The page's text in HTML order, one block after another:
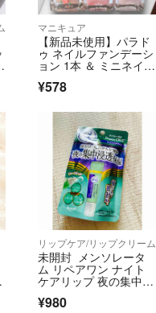
マニキュア
【新品未使用】パラド
ゥ ネイルファンデーシ
ョン 1本 ＆ ミニネイ
ル 2本セット
¥578
リップケア/リップクリーム
未開封 メンソレータ
ム リペアワン ナイト
ケアリップ 夜の集中浸
¥980